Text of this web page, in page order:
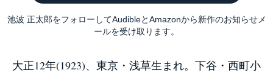
池波 正太郎をフォローしてAudibleとAmazonから新作のお知らせメ
ールを受け取ります。
大正12年(1923)、東京・浅草生まれ。下谷・西町小